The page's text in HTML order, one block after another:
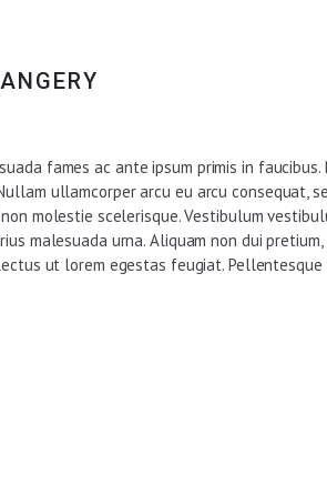
fames ac ante ipsum primis in
ullamcorper arcu eu arcu consequat,
molestie scelerisque. Vestibulum
malesuada urna. Aliquam non dui
ut lorem egestas feugiat. Pellentesque